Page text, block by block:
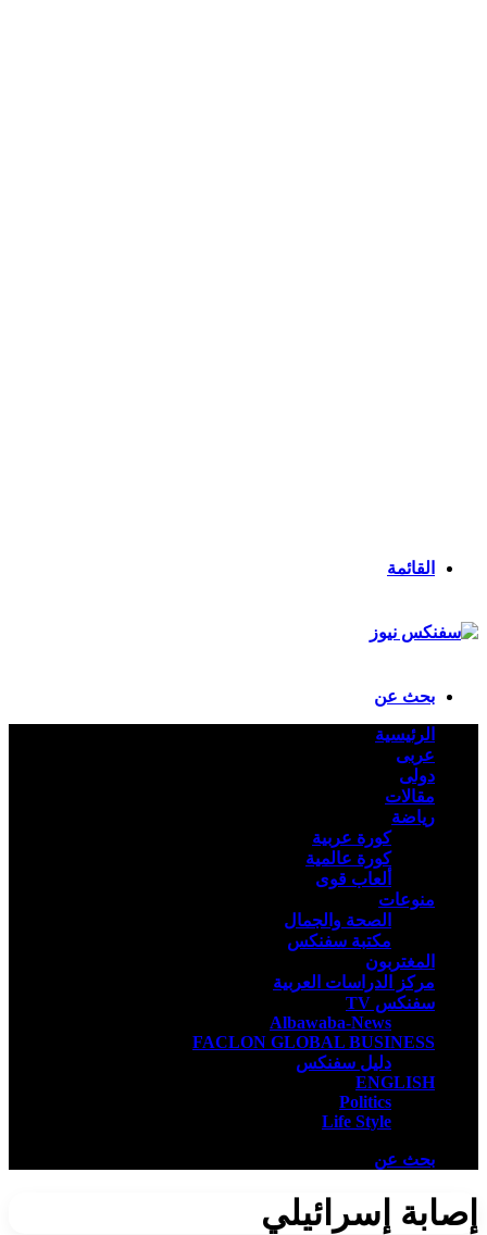
القائمة
بحث عن
الرئيسية
عربى
دولى
مقالات
رياضة
كورة عربية
كورة عالمية
ألعاب قوى
منوعات
الصحة والجمال
مكتبة سفنكس
المغتربون
مركز الدراسات العربية
سفنكس TV
Albawaba-News
FACLON GLOBAL BUSINESS
دليل سفنكس
ENGLISH
Politics
Life Style
بحث عن
إصابة إسرائيلي